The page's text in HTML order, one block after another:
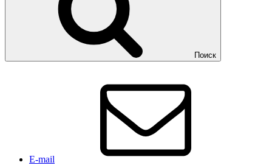
Поиск
E-mail